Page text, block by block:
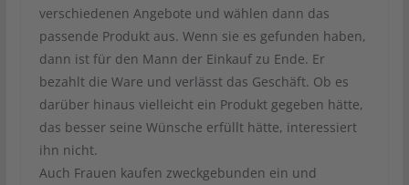
verschiedenen Angebote und wählen dann das
passende Produkt aus. Wenn sie es gefunden haben,
dann ist für den Mann der Einkauf zu Ende. Er
bezahlt die Ware und verlässt das Geschäft. Ob es
darüber hinaus vielleicht ein Produkt gegeben hätte,
das besser seine Wünsche erfüllt hätte, interessiert
ihn nicht.
Auch Frauen kaufen zweckgebunden ein und